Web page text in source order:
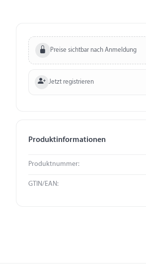
Preise sichtbar nach Anmeldung
Jetzt registrieren
Produktinformationen
Produktnummer:
GTIN/EAN: